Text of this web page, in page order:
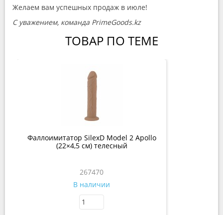
Желаем вам успешных продаж в июле!
С уважением, команда PrimeGoods.kz
ТОВАР ПО ТЕМЕ
Фаллоимитатор SilexD Model 2 Apollo
(22×4,5 см) телесный
267470
В наличии